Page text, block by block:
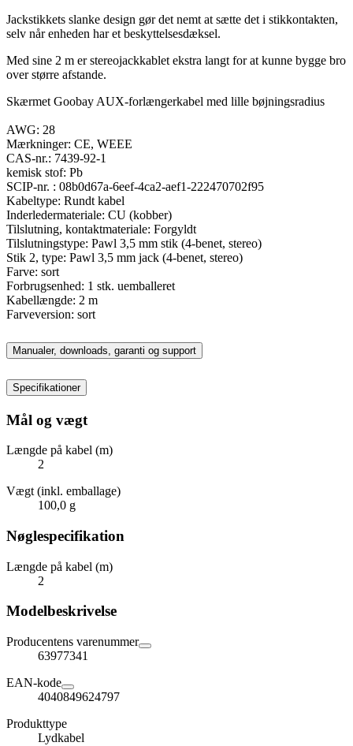
Jackstikkets slanke design gør det nemt at sætte det i stikkontakten,
selv når enheden har et beskyttelsesdæksel.
Med sine 2 m er stereojackkablet ekstra langt for at kunne bygge bro
over større afstande.
Skærmet Goobay AUX-forlængerkabel med lille bøjningsradius
AWG: 28
Mærkninger: CE, WEEE
CAS-nr.: 7439-92-1
kemisk stof: Pb
SCIP-nr. : 08b0d67a-6eef-4ca2-aef1-222470702f95
Kabeltype: Rundt kabel
Inderledermateriale: CU (kobber)
Tilslutning, kontaktmateriale: Forgyldt
Tilslutningstype: Pawl 3,5 mm stik (4-benet, stereo)
Stik 2, type: Pawl 3,5 mm jack (4-benet, stereo)
Farve: sort
Forbrugsenhed: 1 stk. uemballeret
Kabellængde: 2 m
Farveversion: sort
Manualer, downloads, garanti og support
Specifikationer
Mål og vægt
Længde på kabel (m)
2
Vægt (inkl. emballage)
100,0 g
Nøglespecifikation
Længde på kabel (m)
2
Modelbeskrivelse
Producentens varenummer
63977341
EAN-kode
4040849624797
Produkttype
Lydkabel